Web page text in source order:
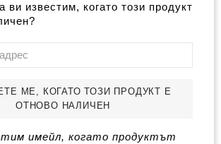
ви известим, когато този продукт
МЕ, КОГАТО ТОЗИ ПРОДУКТ Е
ОТНОВО НАЛИЧЕН
имейл, когато продуктът